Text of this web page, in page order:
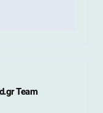
Team